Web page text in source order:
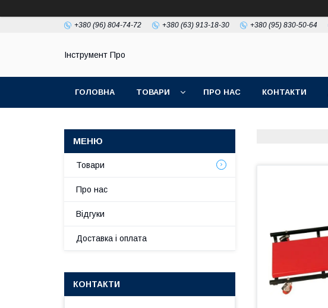
+380 (96) 804-74-72 +380 (63) 913-18-30 +380 (95) 830-50-64
Інструмент Про
ГОЛОВНА ТОВАРИ ПРО НАС КОНТАКТИ
Товари
Про нас
Відгуки
Доставка і оплата
КОНТАКТИ